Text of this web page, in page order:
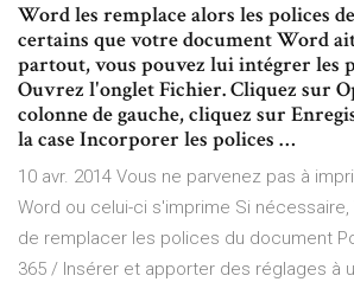
Word les remplace alors les polices
certains que votre document Word
partout, vous pouvez lui intégrer les
Ouvrez l'onglet Fichier. Cliquez sur
colonne de gauche, cliquez sur
la case Incorporer les polices …
10 avr. 2014 Vous ne parvenez pas à
Word ou celui-ci s'imprime Si
de remplacer les polices du document
365 / Insérer et apporter des réglages à